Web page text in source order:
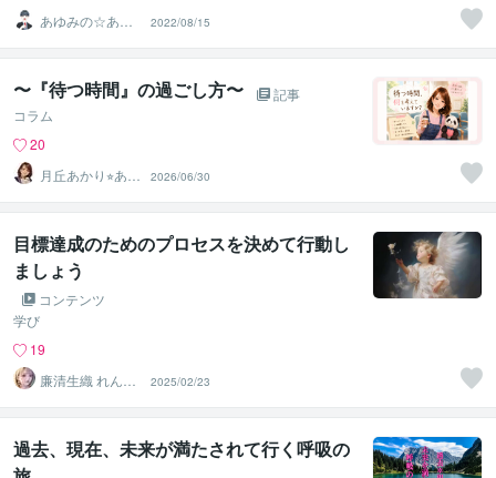
あゆみの☆あな
たを応援・肯定
し隊
2022/08/15
〜『待つ時間』の過ごし方〜
記事
コラム
20
月丘あかり⭐︎あな
たの心の救急箱
2026/06/30
目標達成のためのプロセスを決めて行動し
ましょう
コンテンツ
学び
19
廉清生織 れんせ
い さき
2025/02/23
過去、現在、未来が満たされて行く呼吸の